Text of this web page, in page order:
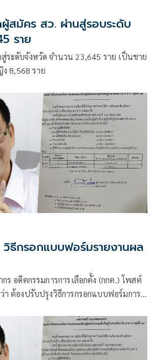
สมัคร สว. ผ่านสู่รอบระดับ
ราย
ระดับจังหวัด จำนวน 23,645 ราย เป็นชาย
8,568 ราย
ธีกรอกแบบฟอร์มรายงานผล
ร อดีตกรรมการการเลือกตั้ง (กกต.) โพสต์
ต้องปรับปรุงวิธีการกรอกแบบฟอร์มการ